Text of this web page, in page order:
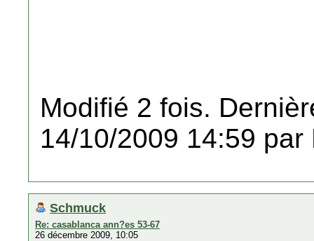
Modifié 2 fois.
14/10/2009 14:59 par
Schmuck
Re: casablanca ann?es 53-67
26 décembre 2009, 10:05